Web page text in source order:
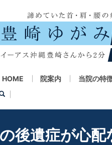
HOME 院案内 当院の特
後遺症が心